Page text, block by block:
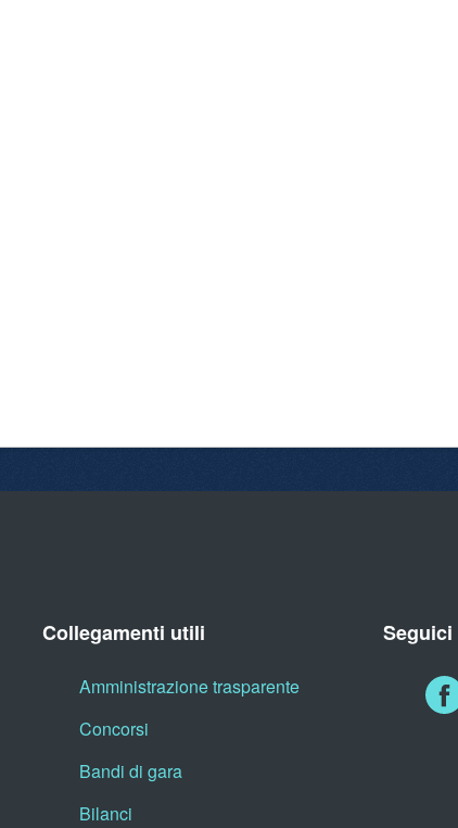
Collegamenti utili
Amministrazione trasparente
Concorsi
Bandi di gara
Bilanci
Seguici